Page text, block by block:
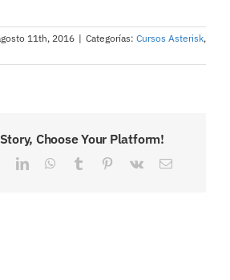
11th, 2016 | Categorías: Cursos Asterisk,
Choose Your Platform!
LinkedInWhatsApp
Tumblr Pinterest
Vk
Correo